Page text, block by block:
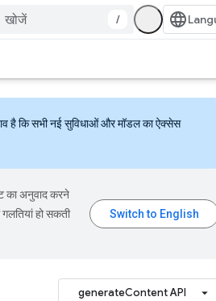
/
है कि सभी नई सुविधाओं और मॉडल का ऐक्सेस
का अनुवाद करने
हो सकती
generateContent API